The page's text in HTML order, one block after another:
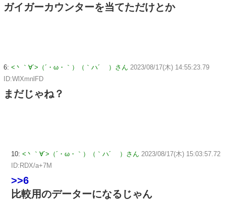
ガイガーカウンターを当てただけとか
6: <丶｀∀´>（´・ω・｀）（｀ハ´ ）さん 2023/08/17(木) 14:55:23.79
ID:WlXmnlFD
まだじゃね？
10: <丶｀∀´>（´・ω・｀）（｀ハ´ ）さん 2023/08/17(木) 15:03:57.72
ID:RDX/a+7M
>>6
比較用のデーターになるじゃん